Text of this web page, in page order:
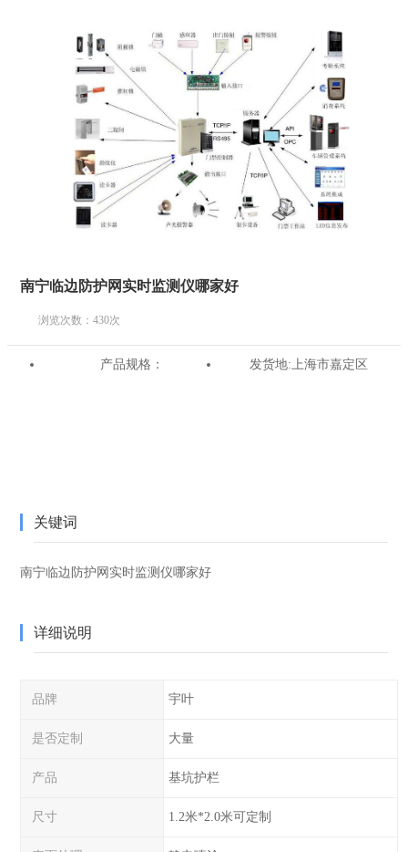
南宁临边防护网实时监测仪哪家好
浏览次数：430次
产品规格： 发货地: 上海市嘉定区
关键词
南宁临边防护网实时监测仪哪家好
详细说明
品牌 宇叶
是否定制 大量
产品 基坑护栏
尺寸 1.2米*2.0米可定制